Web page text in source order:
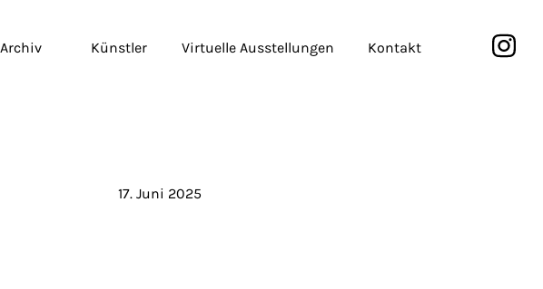
Archiv Künstler Virtuelle Ausstellungen Kontakt
17. Juni 2025